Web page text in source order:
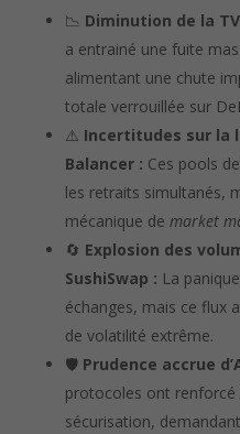
📉 Diminution de la
a entrainé une fuite
alimentant une chute
totale verrouillée sur
⚠️ Incertitudes sur la
Balancer : Ces pools
les retraits simultanés,
mécanique de market
🔄 Explosion des
SushiSwap : La
échanges, mais ce flux
de volatilité extrême.
🛡️ Prudence accrue
protocoles ont renforcé
sécurisation,